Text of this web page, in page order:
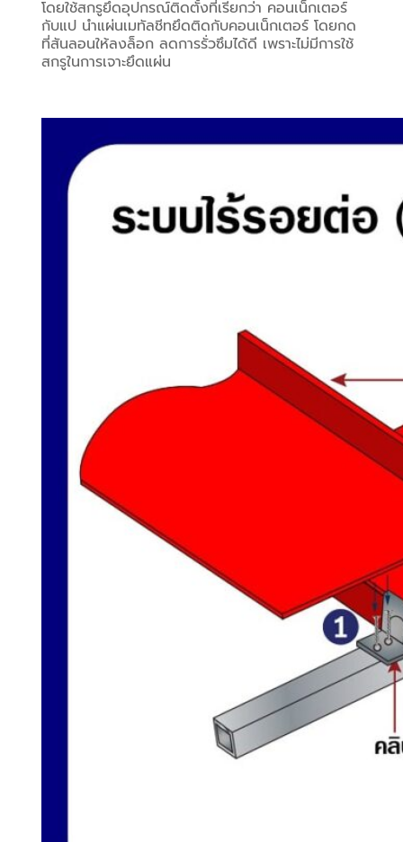
โดยใช้สกรูยึดอุปกรณ์ติดตั้งที่เรียกว่า คอนเน็กเตอร์
กับแป นำแผ่นเมทัลชีทยึดติดกับคอนเน็กเตอร์ โดยกด
ที่สันลอนให้ลงล็อก ลดการรั่วซึมได้ดี เพราะไม่มีการใช้
สกรูในการเจาะยึดแผ่น